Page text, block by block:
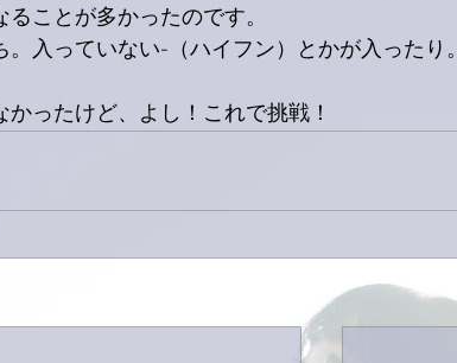
ことが多かったのです。
入っていない-（ハイフン）とかが入ったり。
ったけど、よし！これで挑戦！